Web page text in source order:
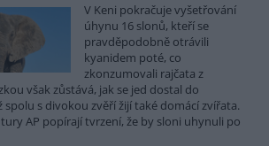
V Keni pokračuje vyšetřování
úhynu 16 slonů, kteří se
pravděpodobně otrávili
kyanidem poté, co
zkonzumovali rajčata z
však zůstává, jak se jed dostal do
spolu s divokou zvěří žijí také domácí zvířata.
AP popírají tvrzení, že by sloni uhynuli po